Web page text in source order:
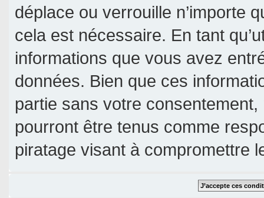
déplace ou verrouille n’importe
cela est nécessaire. En tant
informations que vous avez
données. Bien que ces
partie sans votre consentement,
pourront être tenus comme
piratage visant à compromettre